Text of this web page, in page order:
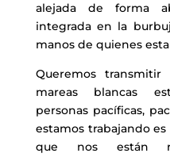
alejada de forma
integrada en la
manos de quienes
Queremos
mareas blancas
personas pacíficas,
estamos trabajando
que nos están